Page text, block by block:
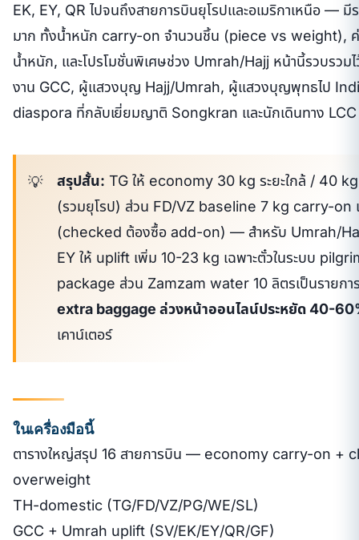
EK, EY, QR ไปจนถึงสายการบินยุโรปและอเมริกาเหนือ — มี
มาก ทั้งน้ำหนัก carry-on จำนวนชิ้น (piece vs weight), ค่
น้ำหนัก, และโปรโมชั่นพิเศษช่วง Umrah/Hajj หน้านี้รวบรวม
งาน GCC, ผู้แสวงบุญ Hajj/Umrah, ผู้แสวงบุญพุทธไป
diaspora ที่กลับเยี่ยมญาติ Songkran และนักเดินทาง
สรุปสั้น: TG ให้ economy 30 kg ระยะใกล้ / 40 kg
(รวมยุโรป) ส่วน FD/VZ baseline 7 kg carry-on
(checked ต้องซื้อ add-on) — สำหรับ Umrah/
EY ให้ uplift เพิ่ม 10-23 kg เฉพาะตั๋วในระบบ
package ส่วน Zamzam water 10 ลิตรเป็นรายก
extra baggage ล่วงหน้าออนไลน์ประหยัด 40-
เคาน์เตอร์
ในเครื่องมือนี้
ตารางใหญ่สรุป 16 สายการบิน — economy carry-on +
overweight
TH-domestic (TG/FD/VZ/PG/WE/SL)
GCC + Umrah uplift (SV/EK/EY/QR/GF)